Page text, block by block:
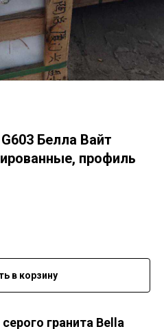
Белла Вайт
профиль
в корзину
гранита Bella